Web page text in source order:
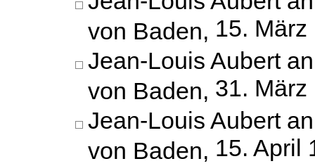
von Baden, 15. März
Jean-Louis Aubert
von Baden, 31. März
Jean-Louis Aubert
von Baden, 15. April